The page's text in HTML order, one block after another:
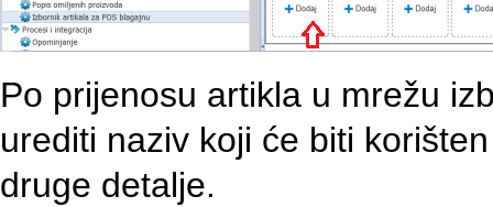
Po prijenosu artikla u mrežu
urediti naziv koji će biti
druge detalje.